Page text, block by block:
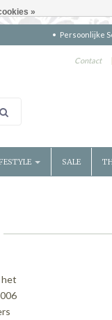
Persoonlijke
Contact |
SALE
het
»